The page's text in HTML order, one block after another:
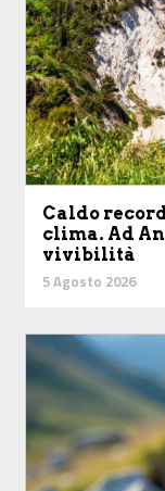
Caldo
clima. Ad
vivibilità
5 Agosto 2026